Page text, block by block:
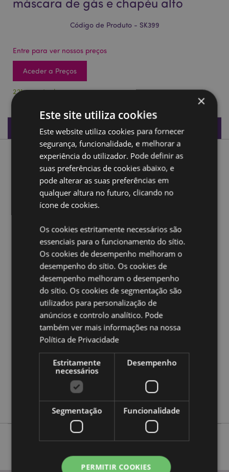
Código de Produto - SK399
Entre para ver nossos preços
Aceder a Preços
221 em stock
Especificações do Produto
Descrição do Produto
Caveira estilo Steampunk com máscara de gás e chapéu
Material:Resina
Ampliar informação:
Quer saber mais acerca de comprar na Puckator?
a nossaGuia de informação para o cliente.
Caracteristicas do Produto
Informação
Altura 21cm Largura 15cm Profundidade
5055071505607
12
1.012000
Não
Não
×
Este site utiliza cookies
Este website utiliza cookies para fornecer
segurança, funcionalidade, e melhorar a
experiência do utilizador. Pode definir as
suas preferências de cookies abaixo, e
pode alterar as suas preferências em
qualquer altura no futuro, clicando no
ícone de cookies.
Os cookies estritamente necessários são
essenciais para o funcionamento do sítio.
Os cookies de desempenho melhoram o
desempenho do sítio. Os cookies de
desempenho melhoram o desempenho
do sítio. Os cookies de segmentação são
utilizados para personalização de
anúncios e controlo analítico. Pode
também ver mais informações na nossa
Política de Privacidade
Estritamente
necessários
Desempenho
Segmentação Funcionalidade
PERMITIR COOKIES